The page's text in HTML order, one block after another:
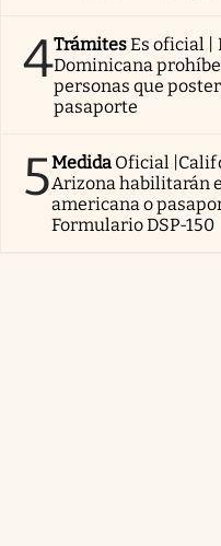
4TrámitesEs oficial |
Dominicana
personas que
pasaporte
5Medida Oficial
Arizona habilitarán
americana o
Formulario DSP-150